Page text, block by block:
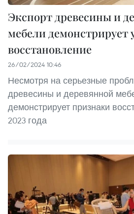
Экспорт древесины и
мебели демонстрирует
восстановление
26/02/2024 10:46
Несмотря на серьезные
древесины и деревянной
демонстрирует признаки
2023 года